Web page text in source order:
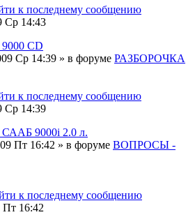
к последнему сообщению
Ср 14:43
CD
Ср 14:39 » в форуме РАЗБОРОЧКА
к последнему сообщению
Ср 14:39
СААБ 9000i 2.0 л.
Пт 16:42 » в форуме ВОПРОСЫ -
к последнему сообщению
Пт 16:42